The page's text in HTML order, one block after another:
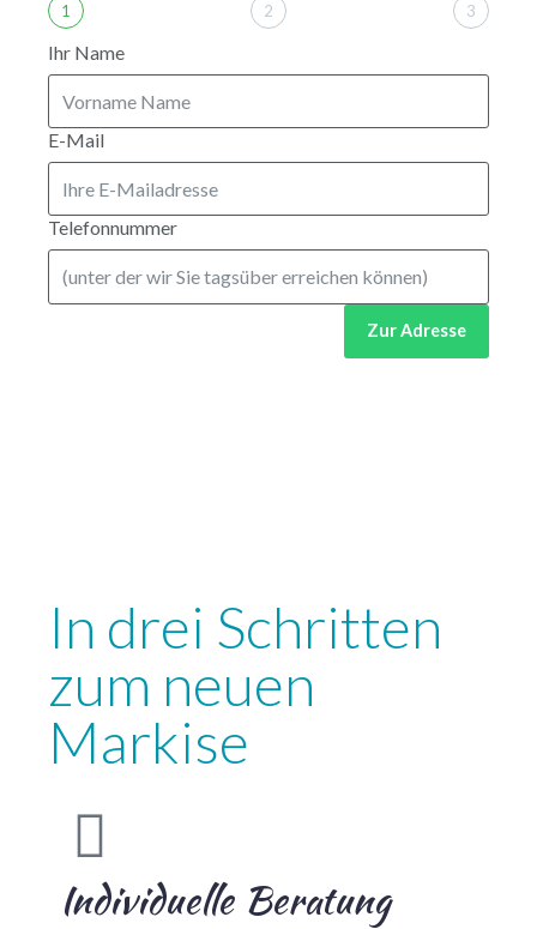
1 2 3
Ihr Name
E-Mail
Telefonnummer
Zur Adresse
In drei Schritten
zum neuen
Markise
Individuelle Beratung